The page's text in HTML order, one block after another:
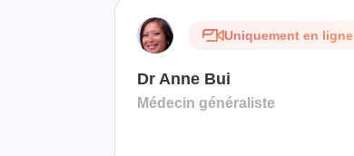
Uniquement en ligne
Dr Anne Bui
Médecin généraliste